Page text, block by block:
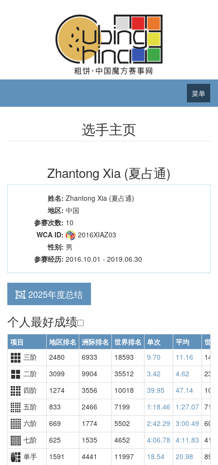
菜单
选手主页
Zhantong Xia (夏占通)
姓名: Zhantong Xia (夏占通)
地区: 中国
参赛次数: 10
WCA ID:
2016XIAZ03
性别: 男
参赛经历: 2016.10.01 - 2019.06.30
2025年度总结
个人最好成绩
项目 地区排名 洲际排名 世界排名 单次 平均
世
三阶
2480 6933 18593 9.70 11.16
二阶
3099 9904 35512 3.42 4.62
四阶
1274 3556 10018 39.95 47.14
五阶
833 2466 7199 1:18.46 1:27.07
六阶
669 1774 5502 2:42.29 3:00.49
七阶
625 1535 4652 4:06.78 4:11.83
单手
1591 4441 11997 18.54 20.98